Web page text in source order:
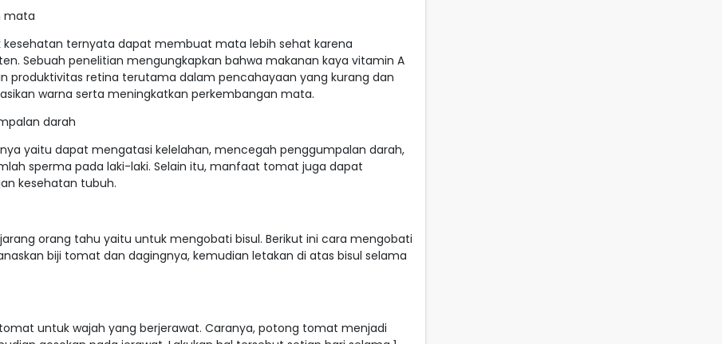
mata
ternyata dapat membuat mata lebih sehat karena
Sebuah penelitian mengungkapkan bahwa makanan kaya vitamin A
produktivitas retina terutama dalam pencahayaan yang kurang dan
warna serta meningkatkan perkembangan mata.
darah
yaitu dapat mengatasi kelelahan, mencegah penggumpalan darah,
sperma pada laki-laki. Selain itu, manfaat tomat juga dapat
kesehatan tubuh.
orang tahu yaitu untuk mengobati bisul. Berikut ini cara mengobati
biji tomat dan dagingnya, kemudian letakan di atas bisul selama
untuk wajah yang berjerawat. Caranya, potong tomat menjadi